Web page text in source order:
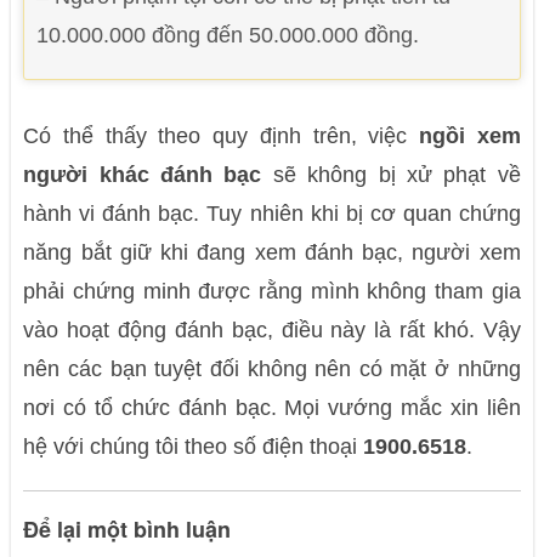
10.000.000 đồng đến 50.000.000 đồng.
Có thể thấy theo quy định trên, việc ngồi xem
người khác đánh bạc sẽ không bị xử phạt về
hành vi đánh bạc. Tuy nhiên khi bị cơ quan chứng
năng bắt giữ khi đang xem đánh bạc, người xem
phải chứng minh được rằng mình không tham gia
vào hoạt động đánh bạc, điều này là rất khó. Vậy
nên các bạn tuyệt đối không nên có mặt ở những
nơi có tổ chức đánh bạc. Mọi vướng mắc xin liên
hệ với chúng tôi theo số điện thoại 1900.6518.
Để lại một bình luận